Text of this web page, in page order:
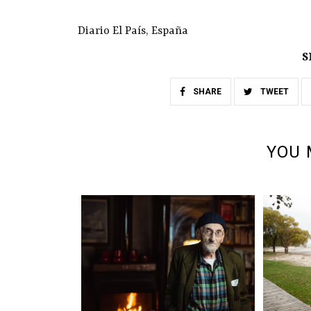
Diario El País, España
SHARE TWEET
YOU